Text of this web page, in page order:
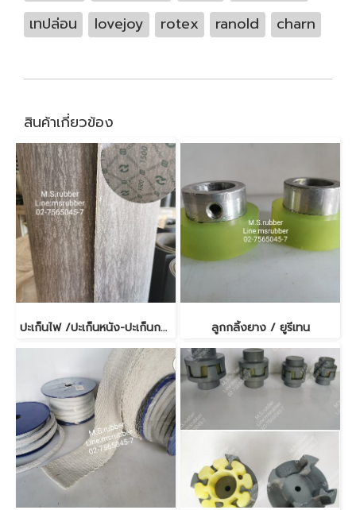
เทปล่อน
lovejoy rotex ranold charn
สินค้าเกี่ยวข้อง
ปะเก็นไฟ /ปะเก็นหนัง-ปะเก็นกระดาษ ลูกกลิ้งยาง / ยูรีเทน